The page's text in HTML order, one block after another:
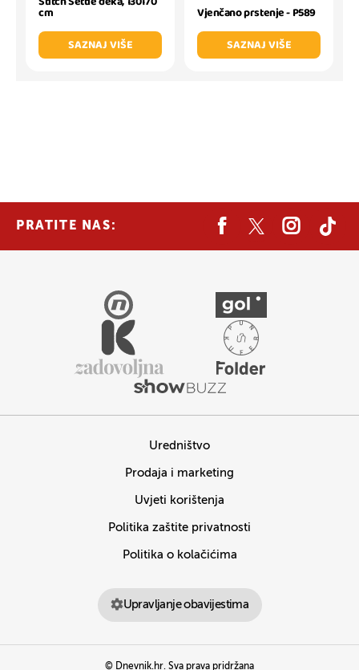
cm
SAZNAJ VIŠE
Vjenčano prstenje - P589
SAZNAJ VIŠE
PRATITE NAS:
Uredništvo
Prodaja i marketing
Uvjeti korištenja
Politika zaštite privatnosti
Politika o kolačićima
Upravljanje obavijestima
© Dnevnik.hr. Sva prava pridržana